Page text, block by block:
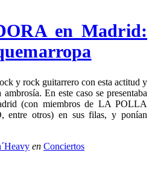
en Madrid:
y rock guitarrero con esta actitud y
En este caso se presentaba
(con miembros de LA POLLA
otros) en sus filas, y ponían
en Conciertos